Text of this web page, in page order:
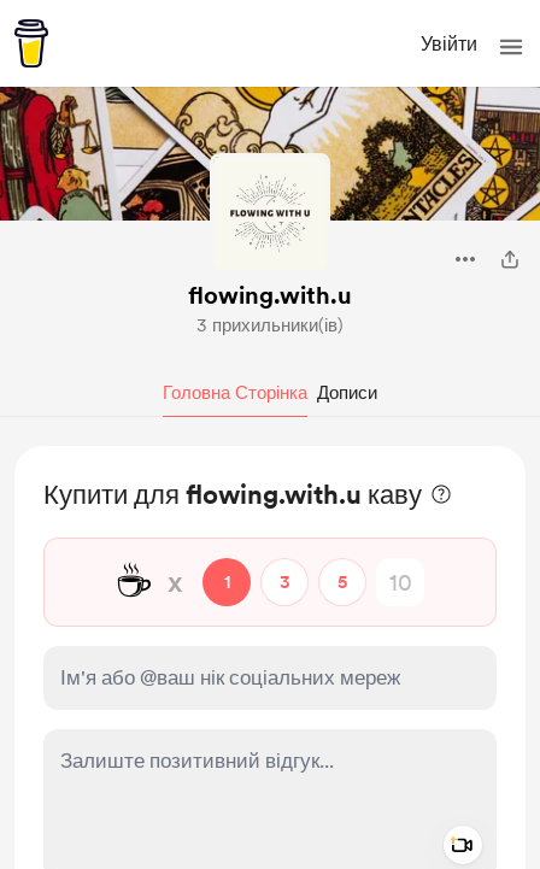
Увійти
flowing.with.u
3 прихильники(ів)
Головна Сторінка Дописи
Купити для flowing.with.u каву
☕ x 1 3 5